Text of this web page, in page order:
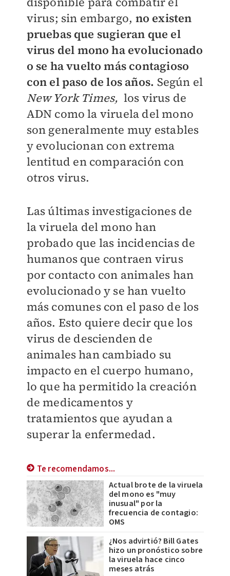
virus; sin embargo, no existen
pruebas que sugieran que el
virus del mono ha evolucionado
o se ha vuelto más contagioso
con el paso de los años. Según el
New York Times, los virus de
ADN como la viruela del mono
son generalmente muy estables
y evolucionan con extrema
lentitud en comparación con
otros virus.
Las últimas investigaciones de
la viruela del mono han
probado que las incidencias de
humanos que contraen virus
por contacto con animales han
evolucionado y se han vuelto
más comunes con el paso de los
años. Esto quiere decir que los
virus de descienden de
animales han cambiado su
impacto en el cuerpo humano,
lo que ha permitido la creación
de medicamentos y
tratamientos que ayudan a
superar la enfermedad.
Te recomendamos...
Actual brote de la viruela
del mono es "muy
inusual" por la
frecuencia de contagio:
OMS
¿Nos advirtió? Bill Gates
hizo un pronóstico sobre
la viruela hace cinco
meses atrás